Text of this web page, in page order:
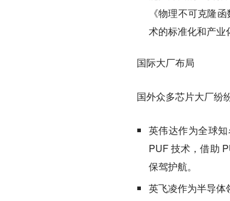
《物理不可克隆
术的标准化和产业
国际大厂布局
国外众多芯片大厂纷
英伟达作为全球
PUF 技术，借助
保驾护航。
英飞凌作为半导体